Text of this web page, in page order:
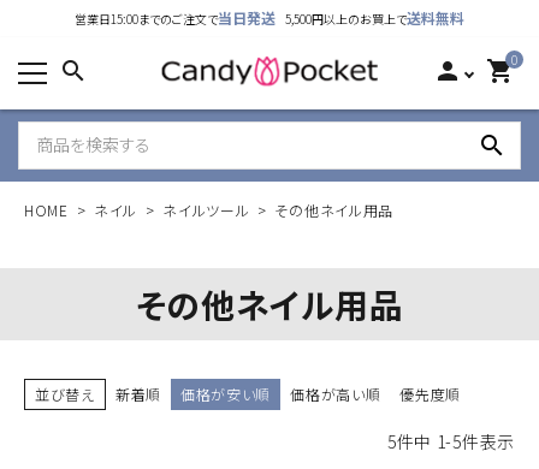
営業日15:00までのご注文で当日発送 5,500円以上のお買上で送料無料
search person 0
shopping_cart
search
HOME ネイル ネイルツール その他ネイル用品
カテゴリーから探す
ランキング
新着商品
ご利用ガイド
特定商取引法表示について
個人情報取り扱いについて
お問い合わせ
その他ネイル用品
並び替え 新着順 価格が安い順 価格が高い順 優先度順
5件中 1-5件表示